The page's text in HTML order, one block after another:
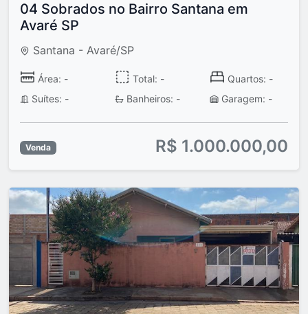
04 Sobrados no Bairro Santana em
Avaré SP
Santana - Avaré/SP
Área: - Total: -
Quartos: -
Suítes: -
Banheiros: - Garagem: -
Venda R$ 1.000.000,00